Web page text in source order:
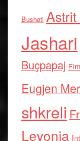
Bushati
Jashari
Buçpapaj
Eugjen
shkreli
Levonja